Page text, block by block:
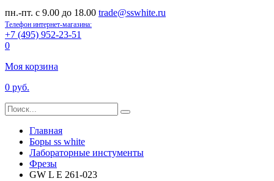
пн.-пт. с 9.00 до 18.00 trade@sswhite.ru
Телефон интернет-магазина:
+7 (495) 952-23-51
0
Моя корзина
0 руб.
Главная
Боры ss white
Лабораторные инстументы
Фрезы
GW L E 261-023